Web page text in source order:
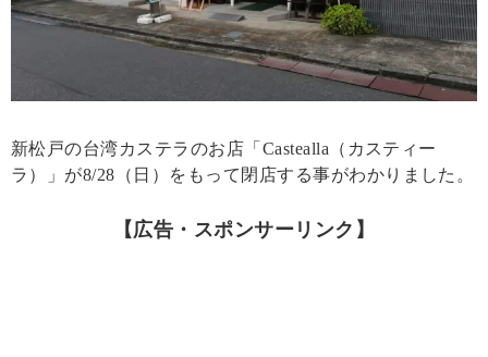
新松戸の台湾カステラのお店「Castealla（カスティー
ラ）」が8/28（日）をもって閉店する事がわかりました。
【広告・スポンサーリンク】